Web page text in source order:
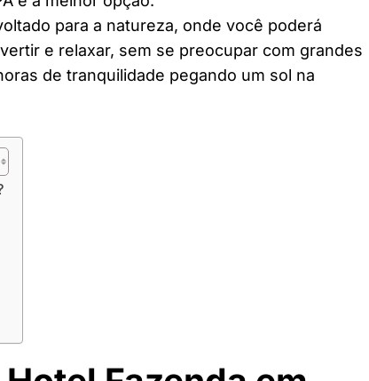
para a natureza, onde você poderá
e relaxar, sem se preocupar com grandes
de tranquilidade pegando um sol na